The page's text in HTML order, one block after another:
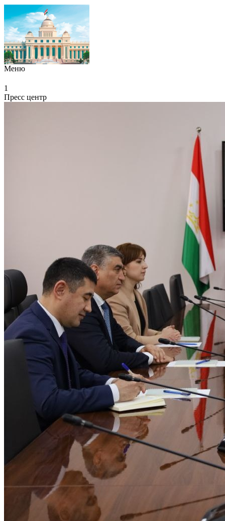
Меню
1
Пресс центр